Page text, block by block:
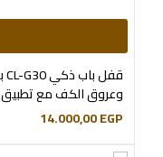
وعروق الكف مع تطبيق Tuya
14.000,00EGP